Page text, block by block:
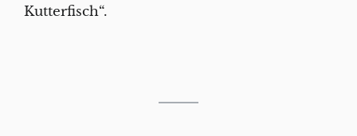
Kutterfisch“.